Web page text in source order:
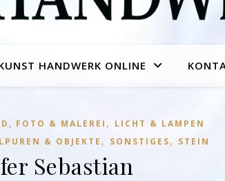
HANDWERK ONLINE
FOTO & MALEREI , LICHT & LAMPEN
& OBJEKTE , SONSTIGES, STEIN
Sebastian